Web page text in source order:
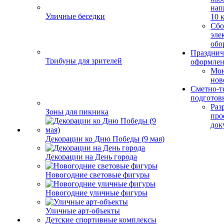
Уличные беседки
Трибуны для зрителей
Зоны для пикника
Декорации ко Дню Победы (9 мая)
Декорации на День города
Новогодние световые фигуры
Новогодние уличные фигуры
Уличные арт-объекты
Детские спортивные комплексы
10
Сметно-